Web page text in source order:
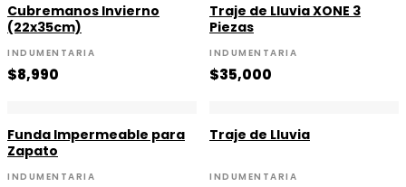
Cubremanos Invierno
(22x35cm)
INDUMENTARIA
$8,990
Traje de Lluvia XONE 3
Piezas
INDUMENTARIA
$35,000
Funda Impermeable para
Zapato
INDUMENTARIA
Traje de Lluvia
INDUMENTARIA